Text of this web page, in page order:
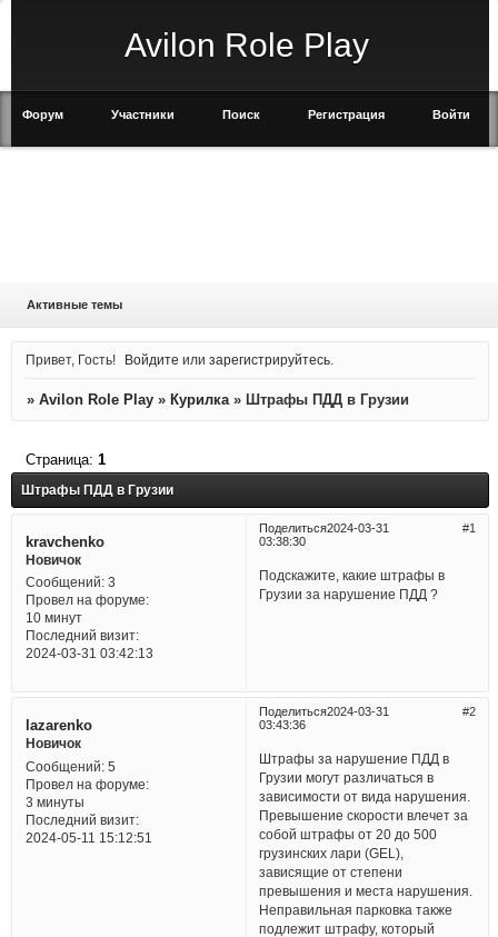
Avilon Role Play
Форум Участники Поиск Регистрация Войти
Активные темы
Привет, Гость! Войдите илизарегистрируйтесь
» Avilon Role Play » Курилка » Штрафы ПДД в Грузии
Штрафы ПДД в Грузии
Страница: 1
Поделиться 1
2024-03-31
03:38:30
kravchenko
Новичок
Сообщений:3
Провел на форуме:
10 минут
Последний визит:
2024-03-31 03:42:13
Подскажите, какие штрафы в
Грузии за нарушение ПДД ?
Поделиться 2
2024-03-31
03:43:36
lazarenko
Новичок
Сообщений:5
Провел на форуме:
3 минуты
Последний визит:
2024-05-11 15:12:51
Штрафы за нарушение ПДД в
Грузии могут различаться в
зависимости от вида нарушения.
Превышение скорости влечет за
собой штрафы от 20 до 500
грузинских лари (GEL),
зависящие от степени
превышения и места нарушения.
Неправильная парковка также
подлежит штрафу, который